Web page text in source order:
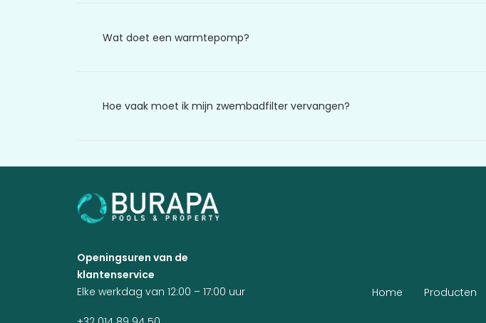
Wat doet een warmtepomp?
Hoe vaak moet ik mijn zwembadfilter vervangen?
Openingsuren van de
klantenservice
Elke werkdag van 12:00 – 17:00 uur
Home Producten